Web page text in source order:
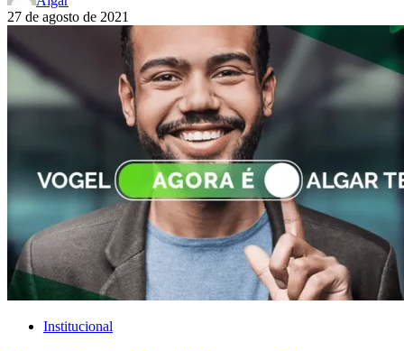
27 de agosto de 2021
Institucional